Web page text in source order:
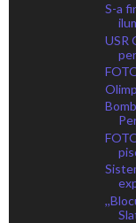
S-a
USR